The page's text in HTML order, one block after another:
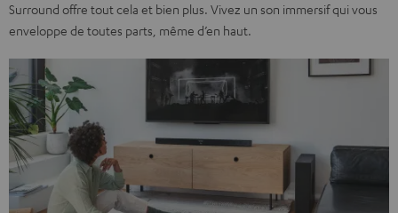
Surround offre tout cela et bien plus. Vivez un son immersif qui vous
enveloppe de toutes parts, même d’en haut.